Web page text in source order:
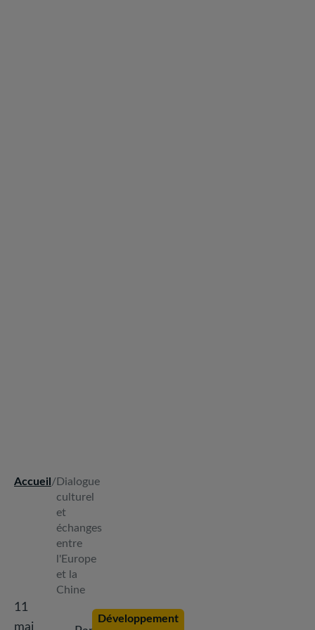
Fil
d'Ariane
Accueil /Dialogue
culturel
et
échanges
entre
l'Europe
et la
Chine
11
mai
Développement